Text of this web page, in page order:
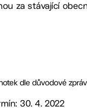
za stávající
dle důvodové
30. 4. 2022